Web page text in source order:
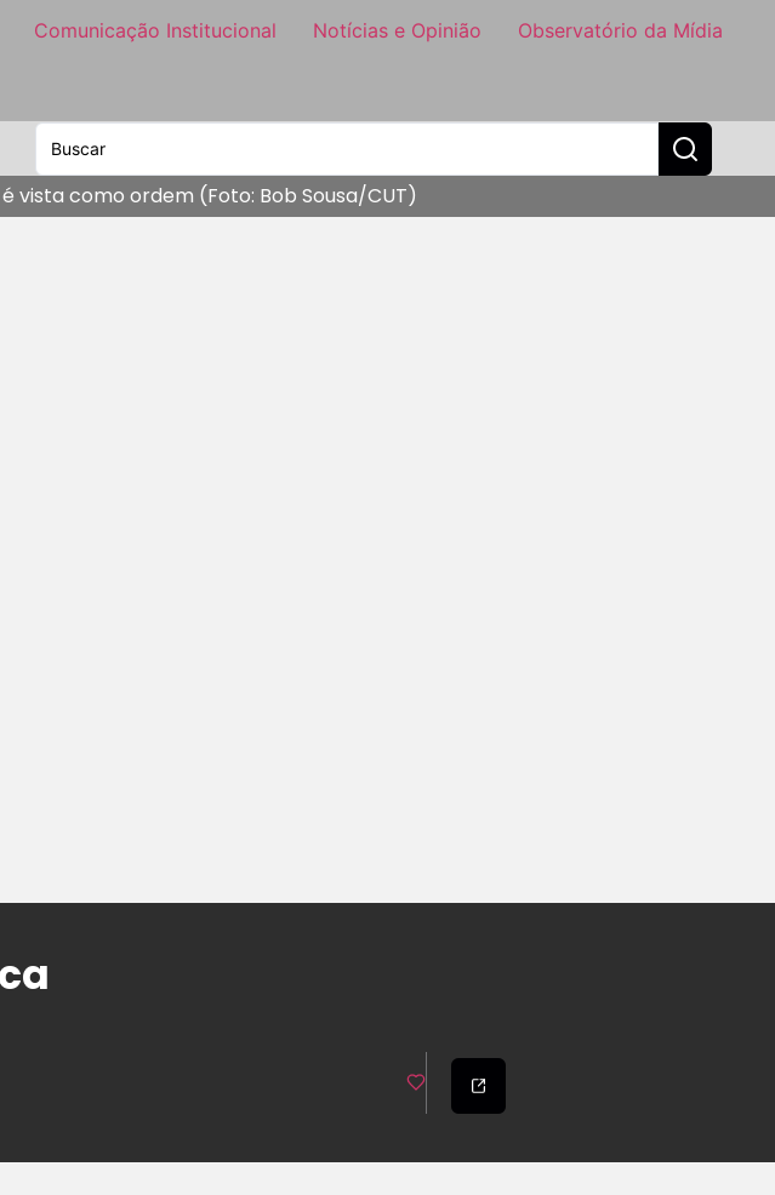
Comunicação Institucional Notícias e Opinião Observatório da Mídia
vista como ordem (Foto: Bob Sousa/CUT)